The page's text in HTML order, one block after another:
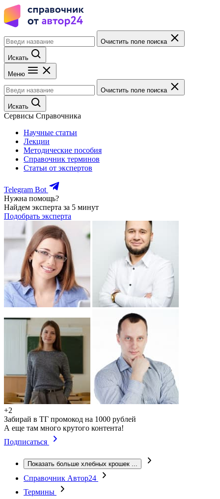
Очистить поле поиска
Искать
Меню
Очистить поле поиска
Искать
Сервисы Справочника
Научные статьи
Лекции
Методические пособия
Справочник терминов
Статьи от экспертов
Telegram Bot
Нужна помощь?
Найдем эксперта за 5 минут
Подобрать эксперта
+2
Забирай в ТГ промокод на 1000 рублей
А еще там много крутого контента!
Подписаться
Показать больше хлебных крошек ...
Справочник Автор24
Термины